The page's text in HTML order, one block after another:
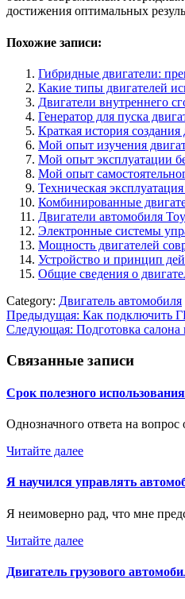
достижения оптимальных
Похожие записи:
Гибридные двигатели:
Какие типы двигателей
Двигатели внутреннего
Генератор для пуска
Краткая история
Мой опыт изучения
Мой опыт эксплуатации
Мой опыт
Техническая
Комбинированные
Двигатели автомобиля
Электронные системы
Мощность двигателей
Устройство и принцип
Общие сведения о
Category: Двигатель автомобиля
Навигация
по
записям
Предыдущая: Как подключить
Следующая: Подготовка салона
Связанные записи
Срок полезного
Однозначного ответа на
Читайте далее
Я научился управлять
Я неимоверно рад, что мне
Читайте далее
Двигатель грузового